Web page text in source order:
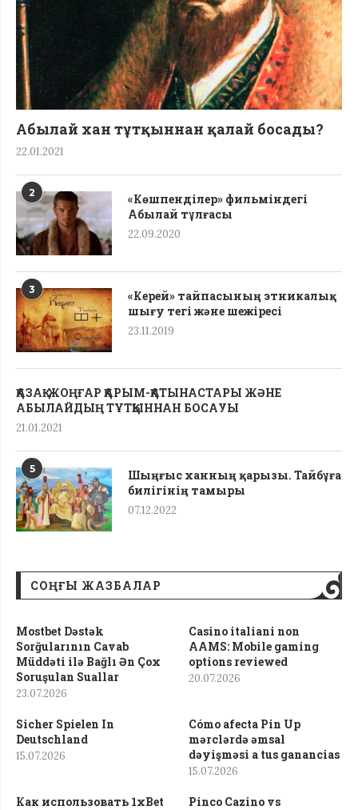
Абылай хан тұтқыннан қалай босады?
22.01.2021
2
«Көшпенділер» фильміндегі
Абылай тұлғасы
22.09.2020
3
«Керей» тайпасының этникалық
шығу тегі жəне шежіресі
23.11.2019
ҚАЗАҚ-ЖОҢҒАР ҚАРЫМ-ҚАТЫНАСТАРЫ ЖӘНЕ
АБЫЛАЙДЫҢ ТҰТҚЫННАН БОСАУЫ
21.01.2021
5
Шыңғыс ханның қарызы. Тайбұға
билігінің тамыры
07.12.2022
СОҢҒЫ ЖАЗБАЛАР
Mostbet Dəstək
Sorğularının Cavab
Müddəti ilə Bağlı Ən Çox
Soruşulan Suallar
23.07.2026
Casino italiani non
AAMS: Mobile gaming
options reviewed
20.07.2026
Sicher Spielen In
Deutschland
15.07.2026
Cómo afecta Pin Up
mərclərdə əmsal
dəyişməsi a tus ganancias
15.07.2026
Как использовать 1xBet
Pinco Cazino vs